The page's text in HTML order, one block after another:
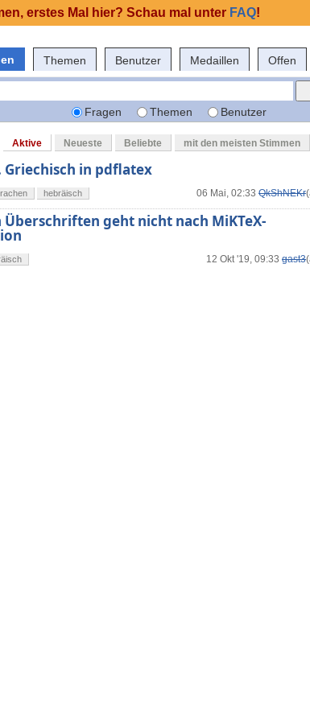
Themen Benutzer Medaillen Offen
Fragen Themen Benutzer
Aktive Neueste Beliebte mit den meisten Stimmen
Griechisch in pdflatex
06 Mai, 02:33 QkShNEKr
hebräisch
Überschriften geht nicht nach MiKTeX-
12 Okt '19, 09:33 gast3
erstes Mal hier? Schau mal unter FAQ!